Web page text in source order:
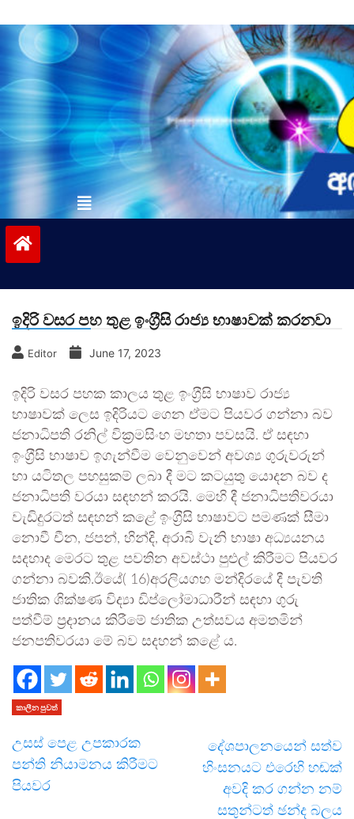
to
contentvinivida.lk
ඉදිරි වසර පහ තුළ ඉංග‍්‍රීසි රාජ්‍ය භාෂාවක් කරනවා
Editor June 17, 2023
ඉදිරි වසර පහක කාලය තුළ ඉංග‍්‍රීසි භාෂාව රාජ්‍ය
භාෂාවක් ලෙස ඉදිරියට ගෙන ඒමට පියවර ගන්නා බව
ජනාධිපති රනිල් වික‍්‍රමසිංහ මහතා පවසයි. ඒ සඳහා
ඉංග‍්‍රීසි භාෂාව ඉගැන්වීම වෙනුවෙන් අවශ්‍ය ගුරුවරුන්
හා යටිතල පහසුකම් ලබා දී මට කටයුතු යොදන බව ද
ජනාධිපති වරයා සඳහන් කරයි. මෙහි දී ජනාධිපතිවරයා
වැඩිදුරටත් සඳහන් කළේ ඉංග‍්‍රීසි භාෂාවට පමණක් සීමා
නොවී චීන, ජපන්, හින්දි, අරාබි වැනි භාෂා අධ්‍යයනය
සදහාද මෙරට තුළ පවතින අවස්ථා පුළුල් කිරීමට පියවර
ගන්නා බවකි.ඊයේ( 16)අරලියගහ මන්දිරයේ දී පැවති
ජාතික ශික්ෂණ විද්‍යා ඩිප්ලෝමාධාරීන් සඳහා ගුරු
පත්වීම් ප‍්‍රදානය කිරීමේ ජාතික උත්සවය අමතමින්
ජනපතිවරයා මේ බව සදහන් කළේ ය.
කාලීන පුවත්
උසස් පෙළ උපකාරක
පන්ති නියාමනය කිරීමට
පියවර
දේශපාලනයෙන් සත්ව
හිංසනයට එරෙහි හඬක්
අවදි කර ගන්න නම්
සතුන්ටත් ඡන්ද බලය